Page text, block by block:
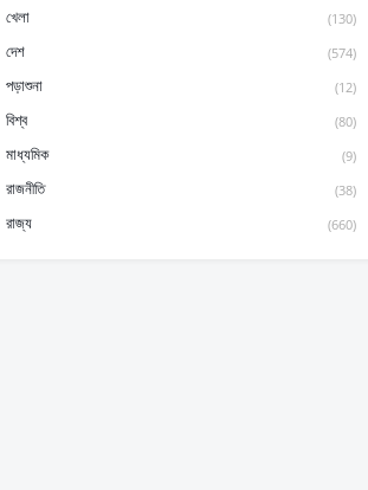
খেলা (130)
দেশ (574)
পড়াশুনা (12)
বিশ্ব (80)
মাধ্যমিক (9)
রাজনীতি (38)
রাজ্য (660)